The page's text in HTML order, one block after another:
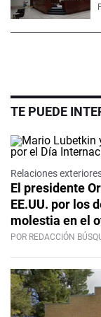
TE PUEDE
Relaciones
El presidente
EE.UU. por los
molestia en el
POR REDACCIÓN